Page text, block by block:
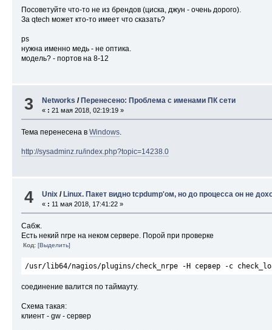
Посоветуйте что-то не из брендов (циска, джун - очень дорого).
За qtech может кто-то имеет что сказать?
ps
нужна именно медь - не оптика.
модель? - портов на 8-12
3 Networks / Перенесено: Проблема с именами ПК сети
« : 21 мая 2018, 02:19:19 »
Тема перенесена в Windows.
http://sysadminz.ru/index.php?topic=14238.0
4 Unix /Linux. Пакет видно tcpdump'ом, но до процесса он не
« : 11 мая 2018, 17:41:22 »
Сабж.
Есть некий nrpe на неком сервере. Порой при проверке
Код: [Выделить]
/usr/lib64/nagios/plugins/check_nrpe -H сервер -c
соединение валится по таймауту.
Схема такая:
клиент - gw - сервер